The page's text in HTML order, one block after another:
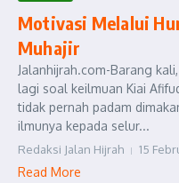
Motivasi Melalui
Muhajir
Jalanhijrah.com-Barang
lagi soal keilmuan Kiai
tidak pernah padam
ilmunya kepada selur...
Redaksi Jalan Hijrah 15
Read More